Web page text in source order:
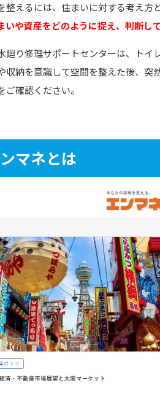
整えるには、住まいに対する考え方
いや資産をどのように捉え、判断し
廻り修理サポートセンターは、トイ
収納を意識して空間を整えた後、突
ご確認ください。
マネとは